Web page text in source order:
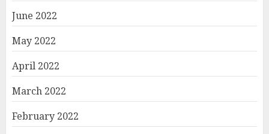
June 2022
May 2022
April 2022
March 2022
February 2022